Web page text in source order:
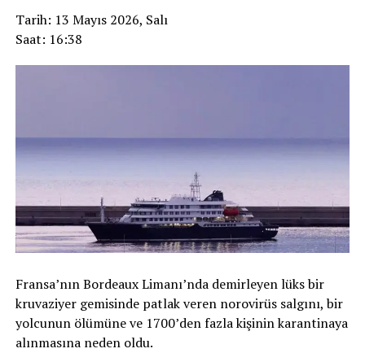
Tarih: 13 Mayıs 2026, Salı
Saat: 16:38
Fransa’nın Bordeaux Limanı’nda demirleyen lüks bir
kruvaziyer gemisinde patlak veren norovirüs salgını, bir
yolcunun ölümüne ve 1700’den fazla kişinin karantinaya
alınmasına neden oldu.